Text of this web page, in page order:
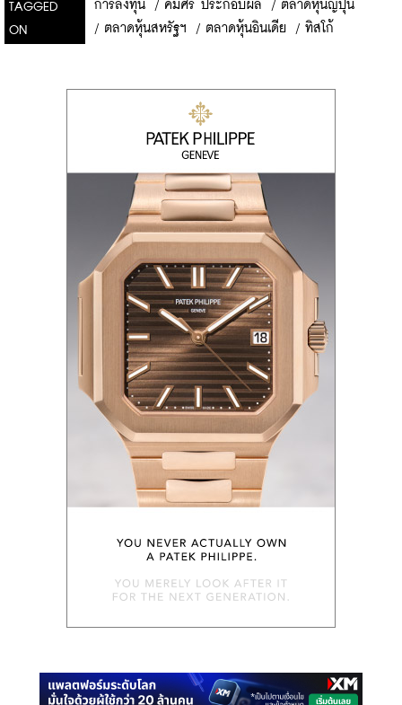
TAGGED
ON
การลงทุน / คมศร ประกอบผล / ตลาดหุ้นญี่ปุ่น
/ ตลาดหุ้นสหรัฐฯ / ตลาดหุ้นอินเดีย / ทิสโก้